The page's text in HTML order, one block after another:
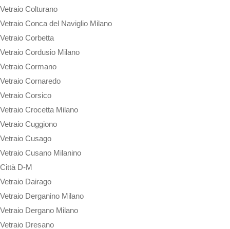
Vetraio Colturano
Vetraio Conca del Naviglio Milano
Vetraio Corbetta
Vetraio Cordusio Milano
Vetraio Cormano
Vetraio Cornaredo
Vetraio Corsico
Vetraio Crocetta Milano
Vetraio Cuggiono
Vetraio Cusago
Vetraio Cusano Milanino
Città D-M
Vetraio Dairago
Vetraio Derganino Milano
Vetraio Dergano Milano
Vetraio Dresano